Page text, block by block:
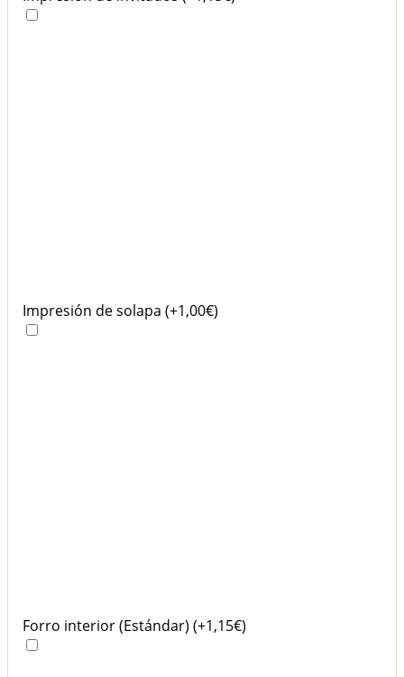
Impresión de solapa (+1,00€)
Forro interior (Estándar) (+1,15€)